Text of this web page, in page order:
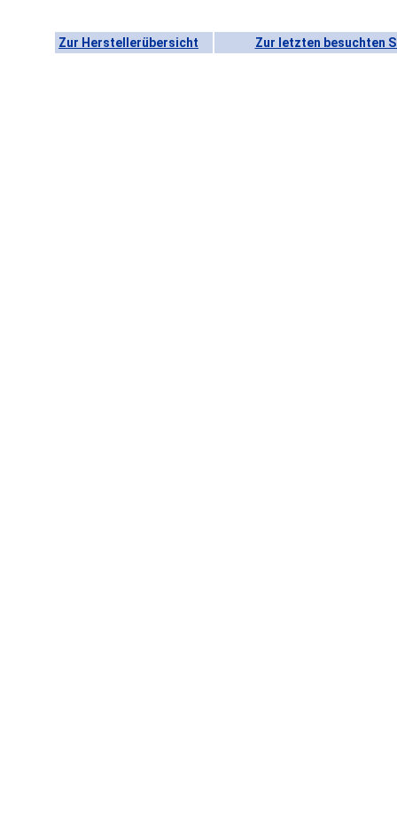
Zur Herstellerübersicht Zur letzten besuchten